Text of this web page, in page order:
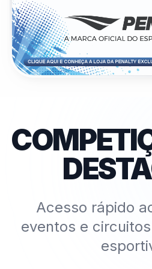
Acesso rápido
eventos e